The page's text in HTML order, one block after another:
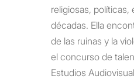
religiosas,
décadas. Ella
de las ruinas y la
el concurso de
Estudios